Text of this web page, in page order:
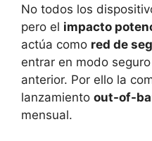
No todos los
pero el impacto
actúa como red de
entrar en modo
anterior. Por ello la
lanzamiento out-of-
mensual.